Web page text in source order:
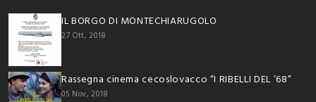
IL BORGO DI MONTECHIARUGOLO
27 Ott, 2018
Rassegna cinema cecoslovacco “I RIBELLI DEL ‘68”
05 Nov, 2018